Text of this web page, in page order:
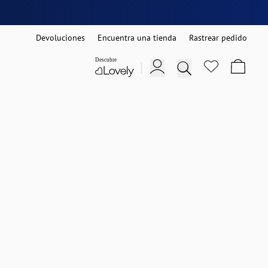
Devoluciones Encuentra una tienda Rastrear pedido